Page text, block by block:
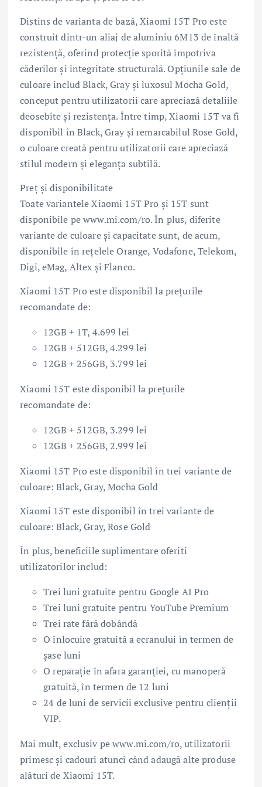
Distins de varianta de bază, Xiaomi 15T Pro este
construit dintr-un aliaj de aluminiu 6M13 de înaltă
rezistență, oferind protecție sporită împotriva
căderilor și integritate structurală. Opțiunile sale de
culoare includ Black, Gray și luxosul Mocha Gold,
conceput pentru utilizatorii care apreciază detaliile
deosebite și rezistența. Între timp, Xiaomi 15T va fi
disponibil în Black, Gray și remarcabilul Rose Gold,
o culoare creată pentru utilizatorii care apreciază
stilul modern și eleganța subtilă.
Preț și disponibilitate
Toate variantele Xiaomi 15T Pro și 15T sunt
disponibile pe www.mi.com/ro. În plus, diferite
variante de culoare și capacitate sunt, de acum,
disponibile în rețelele Orange, Vodafone, Telekom,
Digi, eMag, Altex și Flanco.
Xiaomi 15T Pro este disponibil la prețurile
recomandate de:
12GB + 1T, 4.699 lei
12GB + 512GB, 4.299 lei
12GB + 256GB, 3.799 lei
Xiaomi 15T este disponibil la prețurile
recomandate de:
12GB + 512GB, 3.299 lei
12GB + 256GB, 2.999 lei
Xiaomi 15T Pro este disponibil în trei variante de
culoare: Black, Gray, Mocha Gold
Xiaomi 15T este disponibil în trei variante de
culoare: Black, Gray, Rose Gold
În plus, beneficiile suplimentare oferiti
utilizatorilor includ:
Trei luni gratuite pentru Google AI Pro
Trei luni gratuite pentru YouTube Premium
Trei rate fără dobândă
O înlocuire gratuită a ecranului în termen de
șase luni
O reparație în afara garanției, cu manoperă
gratuită, în termen de 12 luni
24 de luni de servicii exclusive pentru clienții
VIP.
Mai mult, exclusiv pe www.mi.com/ro, utilizatorii
primesc și cadouri atunci când adaugă alte produse
alături de Xiaomi 15T.